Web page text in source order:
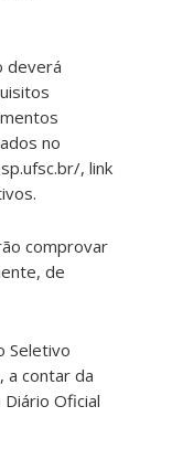
deverá
no
, link
comprovar
de
Seletivo
a contar da
Oficial